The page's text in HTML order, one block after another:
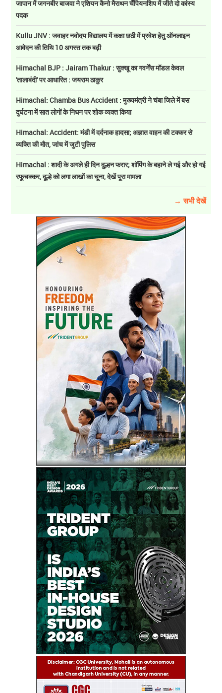
जापान में जगनबीर बाजवा ने एशियन कैनो मैराथन चैंपियनशिप में जीते दो कांस्य
पदक
Kullu JNV : जवाहर नवोदय विद्यालय में कक्षा छठी में प्रवेश हेतु ऑनलाइन
आवेदन की तिथि 10 अगस्त तक बढ़ी
Himachal BJP : Jairam Thakur : सुक्खू का गवर्नेंस मॉडल केवल
'तालाबंदी' पर आधारित : जयराम ठाकुर
Himachal: Chamba Bus Accident : मुख्यमंत्री ने चंबा जिले में बस
दुर्घटना में सात लोगों के निधन पर शोक व्यक्त किया
Himachal: Accident: मंडी में दर्दनाक हादसा; अज्ञात वाहन की टक्कर से
व्यक्ति की मौत, जांच में जुटी पुलिस
Himachal : शादी के अगले ही दिन दुल्हन फरार; शॉपिंग के बहाने ले गई और हो गई
रफूचक्कर, दूल्हे को लगा लाखों का चूना, देखें पूरा मामला
→ सभी देखें